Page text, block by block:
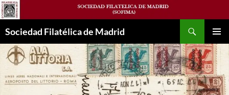
Saltar
al
contenido
Sociedad Filatélica de Madrid
MENÚ